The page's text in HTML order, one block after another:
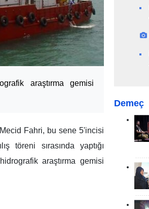
araştırma gemisi
Fahri, bu sene 5'incisi
töreni sırasında yaptığı
araştırma gemisi
Demeç